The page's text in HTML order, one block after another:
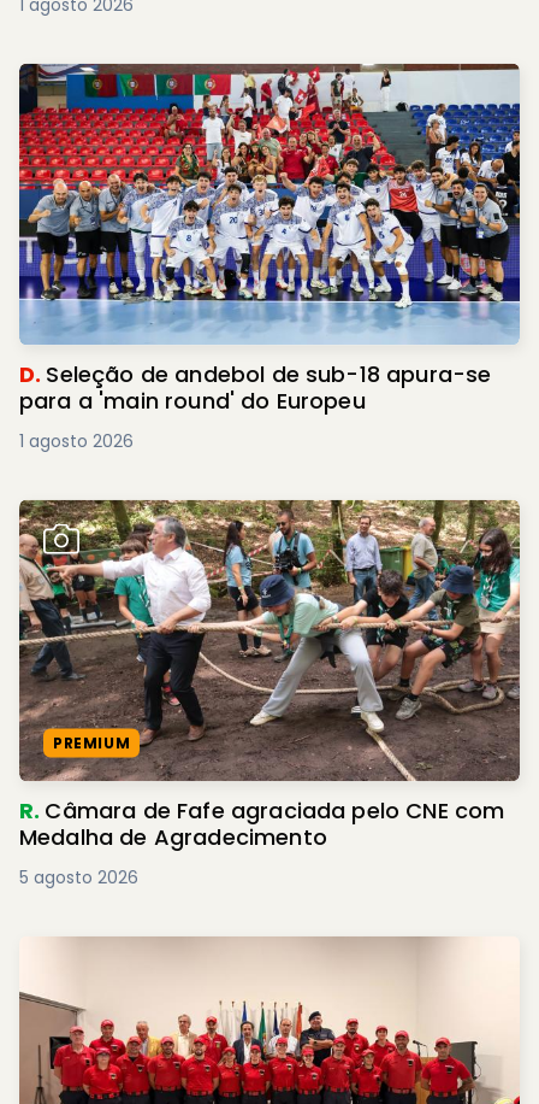
1 agosto 2026
D. Seleção de andebol de sub-18 apura-se
para a 'main round' do Europeu
1 agosto 2026
PREMIUM
R. Câmara de Fafe agraciada pelo CNE com
Medalha de Agradecimento
5 agosto 2026